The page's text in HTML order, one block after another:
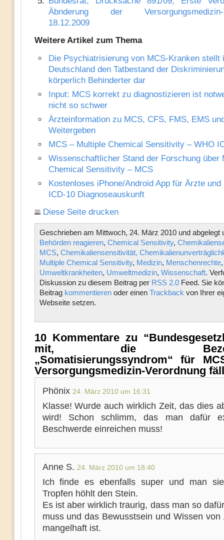
Äbnderung der Versorgungsmedizin-
18.12.2009
Weitere Artikel zum Thema
Die Psychiatrisierung von MCS-Kranken stellt
Deutschland den Tatbestand der
körperlich Behinderter dar
Input: MCS korrekt zu diagnostizieren ist
nicht so schwer
Ärzteinformation zu MCS, CFS, FMS, EMS
Weitergeben
MCS – Multiple Chemical Sensitivity – WHO
Wissenschaftlicher Stand der Forschung über
Chemical Sensitivity – MCS
Kostenloses iPhone/Android App für Ärzte und
ICD-10 Diagnoseauskunft
Diese Seite drucken
Geschrieben am Mittwoch, 24. März 2010 und abgelegt
Behörden reagieren, Chemical Sensitivity,
MCS, Chemikaliensensitivität,
Multiple Chemical Sensitivity, Medizin, Menschenrechte,
Umweltkrankheiten, Umweltmedizin, Wissenschaft.
Diskussion zu diesem Beitrag per RSS 2.0Feed. Sie
Beitrag kommentierenoder einen Trackback von Ihrer
Webseite setzen.
10 Kommentare zu
mit, die
„Somatisierungssyndrom“ für
Versorgungsmedizin-Verordnung
Phönix 24. März 2010 um 16:31
Klasse! Wurde auch wirklich Zeit, das dies
wird! Schon schlimm, das man dafür
Beschwerde einreichen muss!
Anne S. 24. März 2010 um 18:40
Ich finde es ebenfalls super und man
Tropfen höhlt den Stein.
Es ist aber wirklich traurig, dass man so
muss und das Bewusstsein und Wissen von
mangelhaft ist.